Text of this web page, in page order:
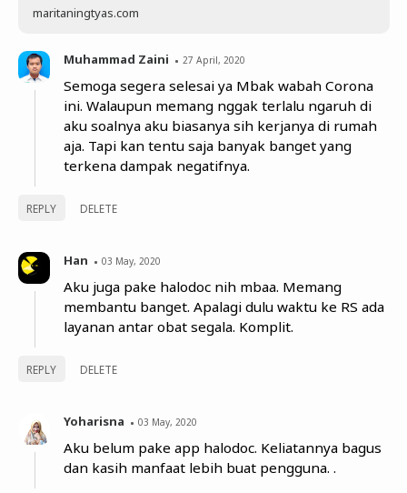
maritaningtyas.com
Muhammad Zaini 27 April, 2020
Semoga segera selesai ya Mbak wabah Corona
ini. Walaupun memang nggak terlalu ngaruh di
aku soalnya aku biasanya sih kerjanya di rumah
aja. Tapi kan tentu saja banyak banget yang
terkena dampak negatifnya.
REPLY DELETE
Han 03 May, 2020
Aku juga pake halodoc nih mbaa. Memang
membantu banget. Apalagi dulu waktu ke RS ada
layanan antar obat segala. Komplit.
REPLY DELETE
Yoharisna 03 May, 2020
Aku belum pake app halodoc. Keliatannya bagus
dan kasih manfaat lebih buat pengguna. .